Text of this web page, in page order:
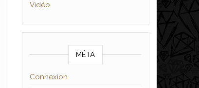
Vidéo
MÉTA
Connexion